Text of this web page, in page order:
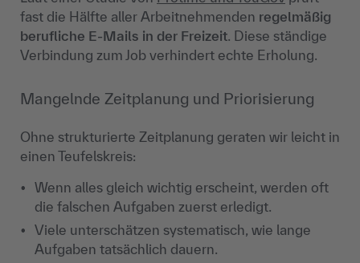
fast die Hälfte aller Arbeitnehmenden regelmäßig
berufliche E-Mails in der Freizeit. Diese ständige
Verbindung zum Job verhindert echte Erholung.
Mangelnde Zeitplanung und Priorisierung
Ohne strukturierte Zeitplanung geraten wir leicht in
einen Teufelskreis:
Wenn alles gleich wichtig erscheint, werden oft
die falschen Aufgaben zuerst erledigt.
Viele unterschätzen systematisch, wie lange
Aufgaben tatsächlich dauern.